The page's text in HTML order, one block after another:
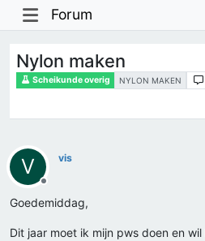
Forum
Nylon maken
Scheikunde overig NYLON MAKEN
V
Offline
vis
Goedemiddag,
Dit jaar moet ik mijn pws doen en